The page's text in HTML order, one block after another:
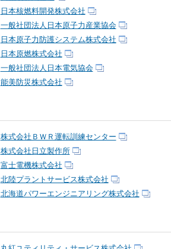
日本核燃料開発株式会社
一般社団法人日本原子力産業協会
日本原子力防護システム株式会社
日本原燃株式会社
一般社団法人日本電気協会
能美防災株式会社
株式会社ＢＷＲ運転訓練センター
株式会社日立製作所
富士電機株式会社
北陸プラントサービス株式会社
北海道パワーエンジニアリング株式会社